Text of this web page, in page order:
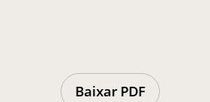
Baixar PDF